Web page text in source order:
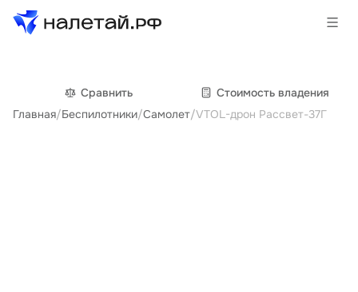
Товары
Услуги
Сравнить
Cтоимость владения
Главная/Беспилотники/Самолет/VTOL-дрон Рассвет-37Г